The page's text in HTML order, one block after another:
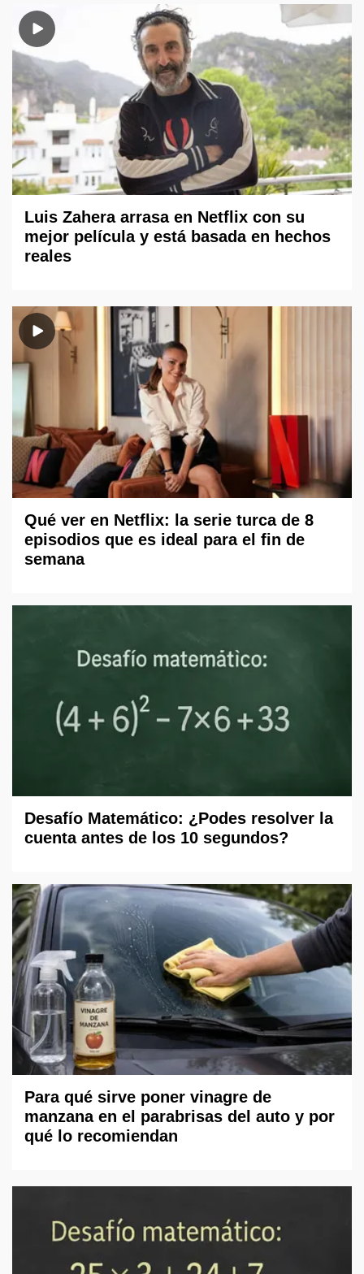
Luis Zahera arrasa en Netflix con su
mejor película y está basada en hechos
reales
Qué ver en Netflix: la serie turca de 8
episodios que es ideal para el fin de
semana
Desafío Matemático: ¿Podes resolver la
cuenta antes de los 10 segundos?
Para qué sirve poner vinagre de
manzana en el parabrisas del auto y por
qué lo recomiendan